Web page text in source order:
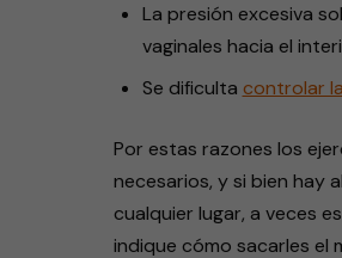
La presión excesiva
vaginales hacia el
Se dificulta controlar
Por estas razones los
necesarios, y si bien hay
cualquier lugar, a veces
indique cómo sacarles el